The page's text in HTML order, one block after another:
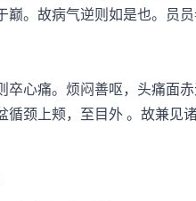
。故病气逆则如是也。员员
心痛。烦闷善呕，头痛面
颈上颊，至目外 。故兼见